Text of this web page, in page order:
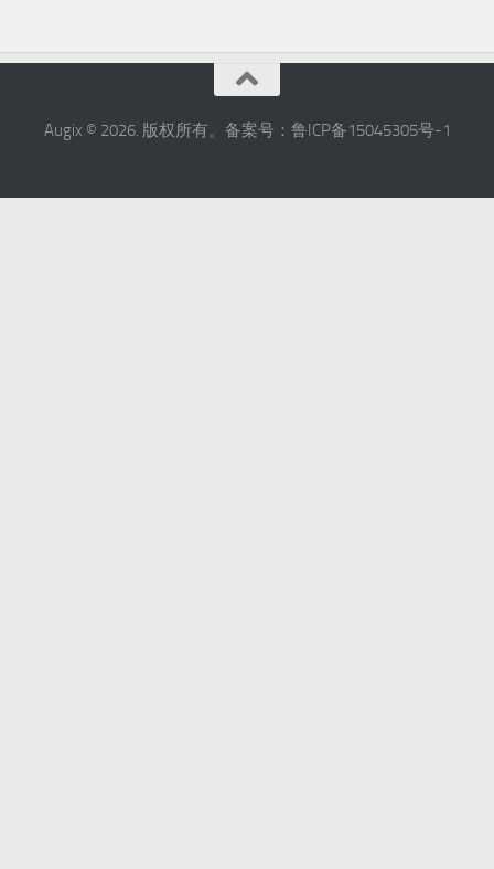
Augix © 2026. 版权所有。备案号：鲁ICP备15045305号-1